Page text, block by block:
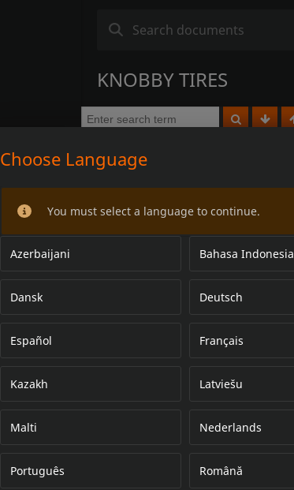
KNOBBY TIRES
Choose Language
You must select a language to continue.
Azerbaijani Bahasa Indonesia
Dansk Deutsch
Español Français
Kazakh Latviešu
Malti Nederlands
Português Română